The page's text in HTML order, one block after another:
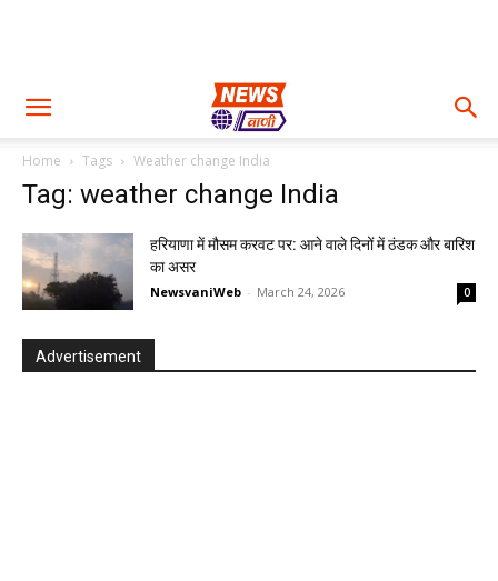
Home Tags Weather change India
Tag: weather change India
हरियाणा में मौसम करवट पर: आने वाले दिनों में ठंडक और बारिश
का असर
NewsvaniWeb - March 24, 2026 0
Advertisement